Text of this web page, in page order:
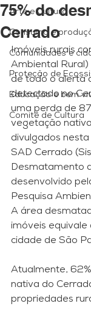
Arte e Cultura
Consumo e
Comunidades e
Proteção de
Educação e bem
Comitê de Cultura
75% do
Cerrado
Imóveis rurais
Ambiental
de todo o alerta
detectado no
uma perda de
vegetação
divulgados
SAD Cerrado
Desmatamento
desenvolvido
Pesquisa
A área
imóveis equivale
cidade de São
Atualmente,
nativa do
propriedades